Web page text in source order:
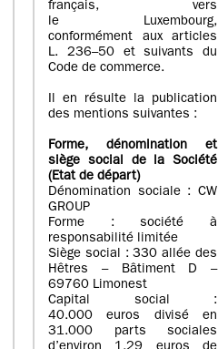
français, vers
le Luxembourg,
conformément aux articles
L. 236–50 et suivants du
Code de commerce.
Il en résulte la publication
des mentions suivantes :
Forme, dénomination et
siège social de la Société
(Etatde départ)
Dénomination sociale : CW
GROUP
Forme : société à
responsabilité limitée
Siège social : 330 allée des
Hêtres – Bâtiment D –
69760 Limonest
Capital social :
40.000 euros divisé en
31.000 parts sociales